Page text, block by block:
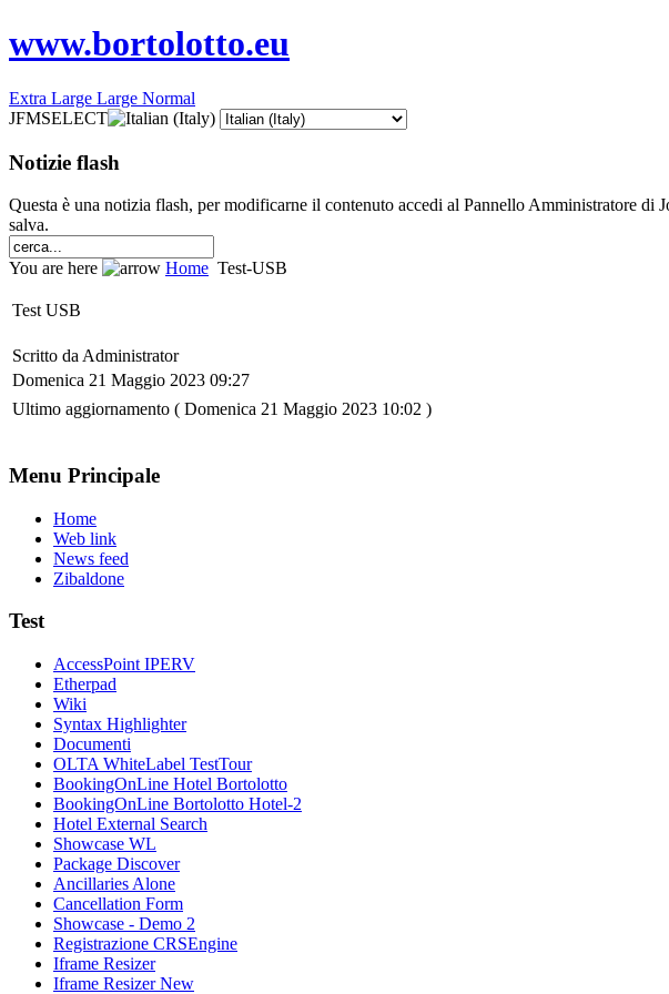
www.bortolotto.eu
Extra Large Large Normal
JFMSELECT
Notizie flash
Questa è una notizia flash, per modificarne il contenuto accedi al Pannello Amministratore
salva.
You are here Home Test-USB
Test USB
Scritto da Administrator
Domenica 21 Maggio 2023 09:27
Ultimo aggiornamento ( Domenica 21 Maggio 2023 10:02 )
Menu Principale
Home
Web link
News feed
Zibaldone
Test
AccessPoint IPERV
Etherpad
Wiki
Syntax Highlighter
Documenti
OLTA WhiteLabel TestTour
BookingOnLine Hotel Bortolotto
BookingOnLine Bortolotto Hotel-2
Hotel External Search
Showcase WL
Package Discover
Ancillaries Alone
Cancellation Form
Showcase - Demo 2
Registrazione CRSEngine
Iframe Resizer
Iframe Resizer New